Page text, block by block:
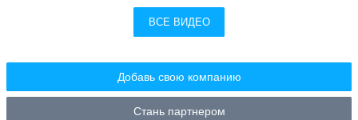
ВСЕ ВИДЕО
Добавь свою компанию
Стань партнером